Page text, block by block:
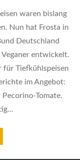
waren bislang
Nun hat Frosta in
Deutschland
entwickelt.
für Tiefkühlspeisen
im Angebot:
Tomate.